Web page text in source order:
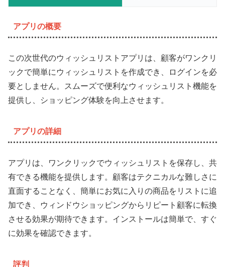
アプリの概要
この次世代のウィッシュリストアプリは、顧客がワンクリ
ックで簡単にウィッシュリストを作成でき、ログインを必
要としません。スムーズで便利なウィッシュリスト機能を
提供し、ショッピング体験を向上させます。
アプリの詳細
アプリは、ワンクリックでウィッシュリストを保存し、共
有できる機能を提供します。顧客はテクニカルな難しさに
直面することなく、簡単にお気に入りの商品をリストに追
加でき、ウィンドウショッピングからリピート顧客に転換
させる効果が期待できます。インストールは簡単で、すぐ
に効果を確認できます。
評判